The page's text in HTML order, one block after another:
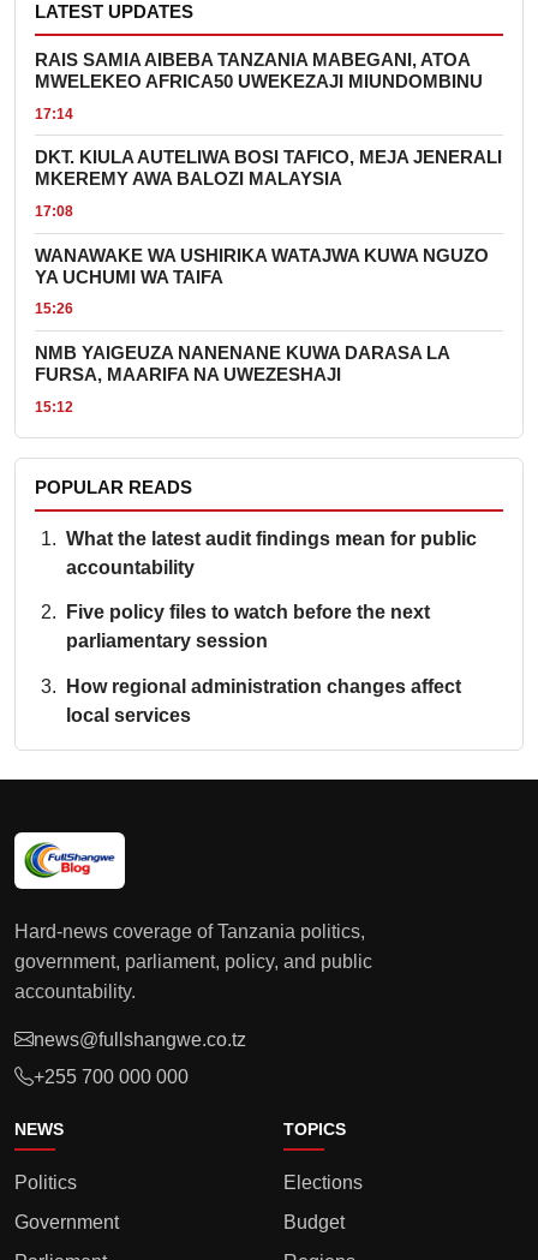
LATEST UPDATES
RAIS SAMIA AIBEBA TANZANIA MABEGANI, ATOA
MWELEKEO AFRICA50 UWEKEZAJI MIUNDOMBINU
17:14
DKT. KIULA AUTELIWA BOSI TAFICO, MEJA JENERALI
MKEREMY AWA BALOZI MALAYSIA
17:08
WANAWAKE WA USHIRIKA WATAJWA KUWA NGUZO
YA UCHUMI WA TAIFA
15:26
NMB YAIGEUZA NANENANE KUWA DARASA LA
FURSA, MAARIFA NA UWEZESHAJI
15:12
POPULAR READS
What the latest audit findings mean for public
accountability
Five policy files to watch before the next
parliamentary session
How regional administration changes affect
local services
Hard-news coverage of Tanzania politics,
government, parliament, policy, and public
accountability.
news@fullshangwe.co.tz
+255 700 000 000
NEWS
Politics
Government
TOPICS
Elections
Budget